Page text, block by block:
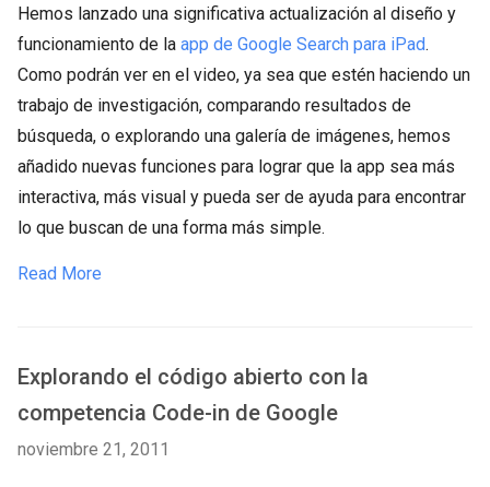
Hemos lanzado una significativa actualización al diseño y
funcionamiento de la app de Google Search para iPad.
Como podrán ver en el video, ya sea que estén haciendo un
trabajo de investigación, comparando resultados de
búsqueda, o explorando una galería de imágenes, hemos
añadido nuevas funciones para lograr que la app sea más
interactiva, más visual y pueda ser de ayuda para encontrar
lo que buscan de una forma más simple.
Read More
Explorando el código abierto con la
competencia Code-in de Google
noviembre 21, 2011